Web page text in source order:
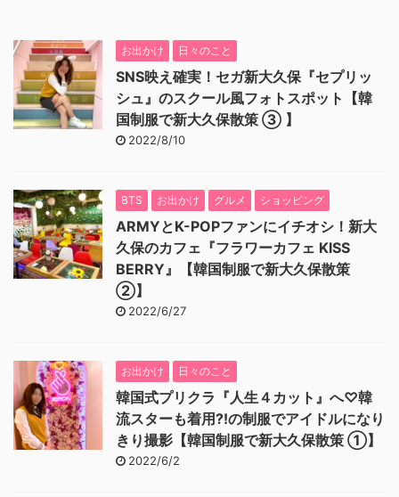
お出かけ 日々のこと
SNS映え確実！セガ新大久保『セプリッ
シュ』のスクール風フォトスポット【韓
国制服で新大久保散策 ③ 】
2022/8/10
BTS お出かけ グルメ ショッピング
ARMYとK-POPファンにイチオシ！新大
久保のカフェ『フラワーカフェ KISS
BERRY』【韓国制服で新大久保散策
②】
2022/6/27
お出かけ 日々のこと
韓国式プリクラ『人生４カット』へ♡韓
流スターも着用⁈の制服でアイドルになり
きり撮影【韓国制服で新大久保散策 ①】
2022/6/2